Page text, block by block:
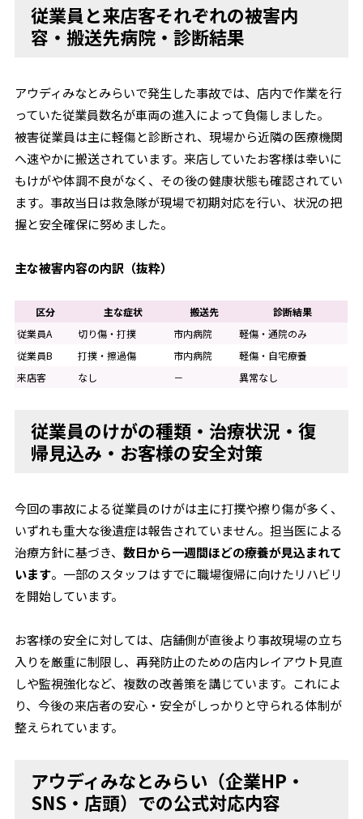
従業員と来店客それぞれの被害内
容・搬送先病院・診断結果
アウディみなとみらいで発生した事故では、店内で作業を行
っていた従業員数名が車両の進入によって負傷しました。
被害従業員は主に軽傷と診断され、現場から近隣の医療機関
へ速やかに搬送されています。来店していたお客様は幸いに
もけがや体調不良がなく、その後の健康状態も確認されてい
ます。事故当日は救急隊が現場で初期対応を行い、状況の把
握と安全確保に努めました。
主な被害内容の内訳（抜粋）
区分 主な症状 搬送先
診断結果
従業員A
切り傷・打撲 市内病院
軽傷・通院のみ
従業員B
打撲・擦過傷 市内病院
軽傷・自宅療養
来店客
なし － 異常なし
従業員のけがの種類・治療状況・復
帰見込み・お客様の安全対策
今回の事故による従業員のけがは主に打撲や擦り傷が多く、
いずれも重大な後遺症は報告されていません。担当医による
治療方針に基づき、数日から一週間ほどの療養が見込まれて
います。一部のスタッフはすでに職場復帰に向けたリハビリ
を開始しています。
お客様の安全に対しては、店舗側が直後より事故現場の立ち
入りを厳重に制限し、再発防止のための店内レイアウト見直
しや監視強化など、複数の改善策を講じています。これによ
り、今後の来店者の安心・安全がしっかりと守られる体制が
整えられています。
アウディみなとみらい（企業HP・
SNS・店頭）での公式対応内容